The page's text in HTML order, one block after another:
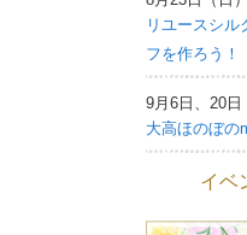
リユースシル
フを作ろう！
9月6日、20日
大高ほのぼの
イベ